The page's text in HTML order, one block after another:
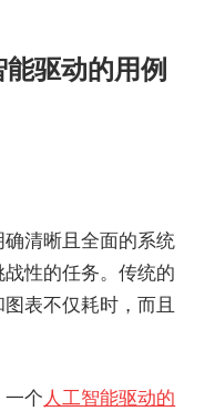
驱动的用例
清晰且全面的系统
性的任务。传统的
表不仅耗时，而且
一个 人工智能驱动的